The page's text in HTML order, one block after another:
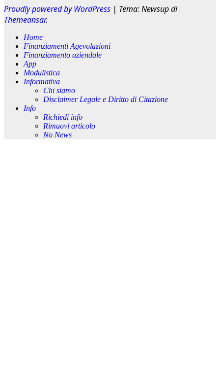
Proudly powered by WordPress | Tema: Newsup di
Themeansar.
Home
Finanziamenti Agevolazioni
Finanziamento aziendale
App
Modulistica
Informativa
Chi siamo
Disclaimer Legale e Diritto di Citazione
Info
Richiedi info
Rimuovi articolo
No News